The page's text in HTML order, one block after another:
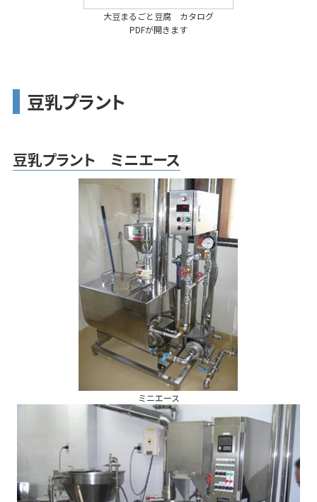
大豆まるごと豆腐 カタログ
PDFが開きます
豆乳プラント
豆乳プラント ミニエース
ミニエース